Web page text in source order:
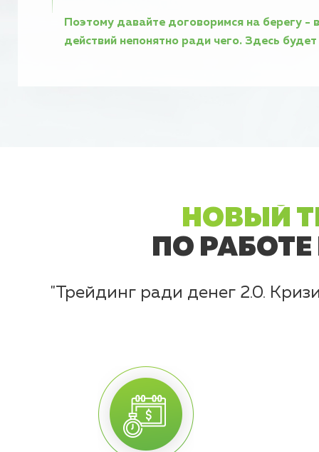
Поэтому давайте договоримся на берегу -
действий непонятно ради чего. Здесь
НОВЫЙ
ПО
"Трейдинг ради денег 2.0.